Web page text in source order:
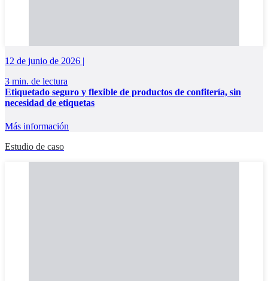
12 de junio de 2026 |
3 min. de lectura
Etiquetado seguro y flexible de productos de confitería, sin
necesidad de etiquetas
Más información
Estudio de caso